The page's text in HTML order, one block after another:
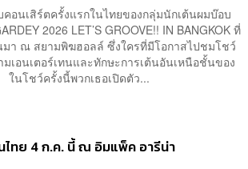
อนเสิร์ตครั้งแรกในไทยของกลุ่มนักเต้นผมบ๊อบ
2026 LET’S GROOVE!! IN BANGKOK ที่
า ณ สยามพิฆฮอลล์ ซึ่งใครที่มีโอกาสไปชมโชว์
เอนเตอร์เทนและทักษะการเต้นอันเหนือชั้นของ
นโชว์ครั้งนี้พวกเธอเปิดตัว...
ไทย 4 ก.ค. นี้ ณ อิมแพ็ค อารีน่า